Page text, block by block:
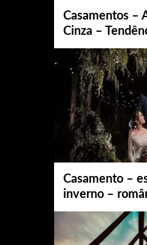
Casamentos –
Cinza –
Casamento –
inverno –